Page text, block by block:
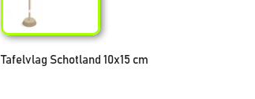
Tafelvlag Schotland 10x15 cm